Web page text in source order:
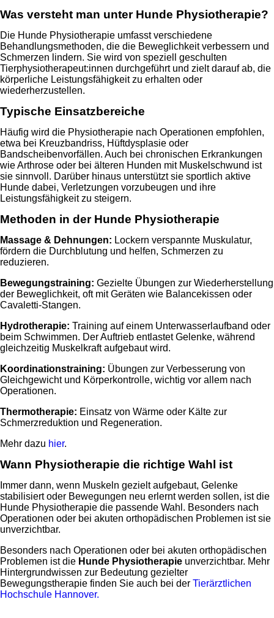
Was versteht man unter Hunde Physiotherapie?
Die Hunde Physiotherapie umfasst verschiedene
Behandlungsmethoden, die die Beweglichkeit verbessern und
Schmerzen lindern. Sie wird von speziell geschulten
Tierphysiotherapeut:innen durchgeführt und zielt darauf ab, die
körperliche Leistungsfähigkeit zu erhalten oder
wiederherzustellen.
Typische Einsatzbereiche
Häufig wird die Physiotherapie nach Operationen empfohlen,
etwa bei Kreuzbandriss, Hüftdysplasie oder
Bandscheibenvorfällen. Auch bei chronischen Erkrankungen
wie Arthrose oder bei älteren Hunden mit Muskelschwund ist
sie sinnvoll. Darüber hinaus unterstützt sie sportlich aktive
Hunde dabei, Verletzungen vorzubeugen und ihre
Leistungsfähigkeit zu steigern.
Methoden in der Hunde Physiotherapie
Massage & Dehnungen: Lockern verspannte Muskulatur,
fördern die Durchblutung und helfen, Schmerzen zu
reduzieren.
Bewegungstraining: Gezielte Übungen zur Wiederherstellung
der Beweglichkeit, oft mit Geräten wie Balancekissen oder
Cavaletti-Stangen.
Hydrotherapie: Training auf einem Unterwasserlaufband oder
beim Schwimmen. Der Auftrieb entlastet Gelenke, während
gleichzeitig Muskelkraft aufgebaut wird.
Koordinationstraining: Übungen zur Verbesserung von
Gleichgewicht und Körperkontrolle, wichtig vor allem nach
Operationen.
Thermotherapie: Einsatz von Wärme oder Kälte zur
Schmerzreduktion und Regeneration.
Mehr dazu hier.
Wann Physiotherapie die richtige Wahl ist
Immer dann, wenn Muskeln gezielt aufgebaut, Gelenke
stabilisiert oder Bewegungen neu erlernt werden sollen, ist die
Hunde Physiotherapie die passende Wahl. Besonders nach
Operationen oder bei akuten orthopädischen Problemen ist sie
unverzichtbar.
Besonders nach Operationen oder bei akuten orthopädischen
Problemen ist die Hunde Physiotherapie unverzichtbar. Mehr
Hintergrundwissen zur Bedeutung gezielter
Bewegungstherapie finden Sie auch bei der Tierärztlichen
Hochschule Hannover.